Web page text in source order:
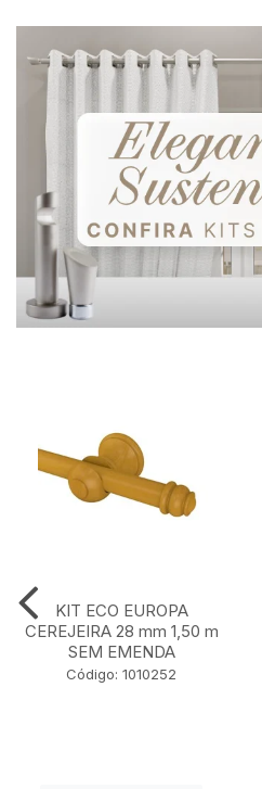
KIT ECO EUROPA
CEREJEIRA 28 mm 1,50 m
SEM EMENDA
Código: 1010252